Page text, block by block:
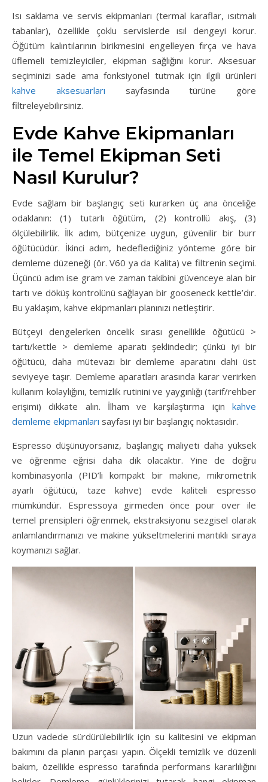
Isı saklama ve servis ekipmanları (termal karaflar, ısıtmalı
tabanlar), özellikle çoklu servislerde ısıl dengeyi korur.
Öğütüm kalıntılarının birikmesini engelleyen fırça ve hava
üflemeli temizleyiciler, ekipman sağlığını korur. Aksesuar
seçiminizi sade ama fonksiyonel tutmak için ilgili ürünleri
kahve aksesuarları sayfasında türüne göre
filtreleyebilirsiniz.
Evde Kahve Ekipmanları
ile Temel Ekipman Seti
Nasıl Kurulur?
Evde sağlam bir başlangıç seti kurarken üç ana önceliğe
odaklanın: (1) tutarlı öğütüm, (2) kontrollü akış, (3)
ölçülebilirlik. İlk adım, bütçenize uygun, güvenilir bir burr
öğütücüdür. İkinci adım, hedeflediğiniz yönteme göre bir
demleme düzeneği (ör. V60 ya da Kalita) ve filtrenin seçimi.
Üçüncü adım ise gram ve zaman takibini güvenceye alan bir
tartı ve döküş kontrolünü sağlayan bir gooseneck kettle’dır.
Bu yaklaşım, kahve ekipmanları planınızı netleştirir.
Bütçeyi dengelerken öncelik sırası genellikle öğütücü >
tartı/kettle > demleme aparatı şeklindedir; çünkü iyi bir
öğütücü, daha mütevazı bir demleme aparatını dahi üst
seviyeye taşır. Demleme aparatları arasında karar verirken
kullanım kolaylığını, temizlik rutinini ve yaygınlığı (tarif/rehber
erişimi) dikkate alın. İlham ve karşılaştırma için kahve
demleme ekipmanları sayfası iyi bir başlangıç noktasıdır.
Espresso düşünüyorsanız, başlangıç maliyeti daha yüksek
ve öğrenme eğrisi daha dik olacaktır. Yine de doğru
kombinasyonla (PID’li kompakt bir makine, mikrometrik
ayarlı öğütücü, taze kahve) evde kaliteli espresso
mümkündür. Espressoya girmeden önce pour over ile
temel prensipleri öğrenmek, ekstraksiyonu sezgisel olarak
anlamlandırmanızı ve makine yükseltmelerini mantıklı sıraya
koymanızı sağlar.
Uzun vadede sürdürülebilirlik için su kalitesini ve ekipman
bakımını da planın parçası yapın. Ölçekli temizlik ve düzenli
bakım, özellikle espresso tarafında performans kararlılığını